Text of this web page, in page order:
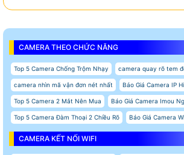
CAMERA THEO CHỨC NĂNG
Top 5 Camera Chống Trộm Nhạy camera quay rõ tem
camera nhìn mã vận đơn nét nhất Báo Giá Camera IP
Top 5 Camera 2 Mắt Nên Mua Báo Giá Camera Imou
Top 5 Camera Đàm Thoại 2 Chiều Rõ Báo Giá Camera
CAMERA KẾT NỐI WIFI